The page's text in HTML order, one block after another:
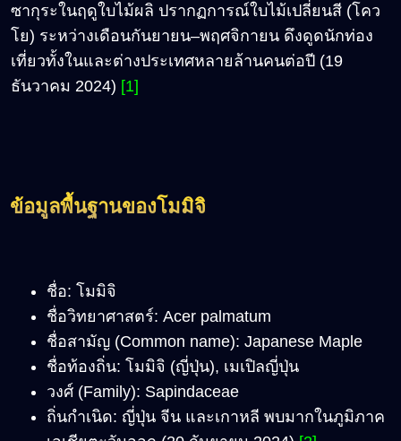
ซากุระในฤดูใบไม้ผลิ ปรากฏการณ์ใบไม้เปลี่ยนสี (โคว
โย) ระหว่างเดือนกันยายน–พฤศจิกายน ดึงดูดนักท่อง
เที่ยวทั้งในและต่างประเทศหลายล้านคนต่อปี (19
ธันวาคม 2024) [1]
ข้อมูลพื้นฐานของโมมิจิ
ชื่อ: โมมิจิ
ชื่อวิทยาศาสตร์: Acer palmatum
ชื่อสามัญ (Common name): Japanese Maple
ชื่อท้องถิ่น: โมมิจิ (ญี่ปุ่น), เมเปิลญี่ปุ่น
วงศ์ (Family): Sapindaceae
ถิ่นกำเนิด: ญี่ปุ่น จีน และเกาหลี พบมากในภูมิภาค